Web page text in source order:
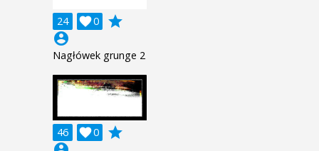
24 0

grade
account_circle
Nagłówek grunge 2
46 0

grade